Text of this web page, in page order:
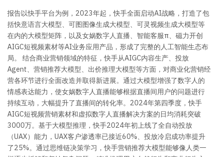
报告以快手平台为例，2023年起，快手全面启动AI战略，打造了包
括快意语言大模型、可图图像生成大模型、可灵视频生成大模型等
在内的大模型矩阵，以及女娲数字人直播、智能客服π、磁力开创
AIGC短视频素材等AI业务应用产品，形成了完整的人工智能生态布
局。 结合商业营销领域的特征，快手从AIGC内容生产、投放
Agent、营销推荐大模型、出价推理大模型等方面，对商业化营销经
营各环节进行全面改造并取得新进展。通过大模型增强了数字人的
情感表达能力，使女娲数字人直播能够根据直播间用户的问题进行
持续互动，大幅提升了直播间的转化率。2024年第四季度，快手
AIGC短视频营销素材和虚拟数字人直播解决方案的日均消耗突破
3000万。基于大模型推理，快手2024年初上线了全自动投放
（UAX）能力，UAX客户渗透率已接近60%、投放冷启成功率提升
了25%。通过思维链决策学习，快手营销推荐大模型能够像人类一